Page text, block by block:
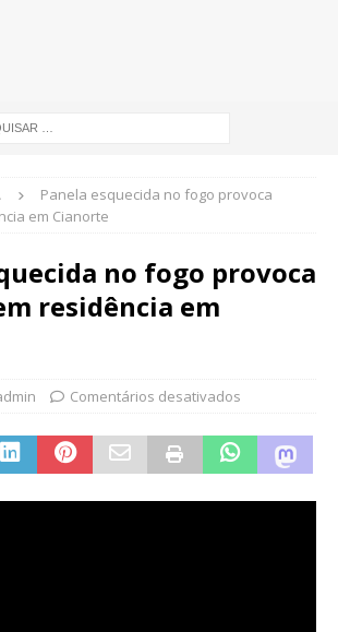
Panela esquecida no fogo provoca
em Cianorte
no fogo provoca
residência em
Comentários desativados